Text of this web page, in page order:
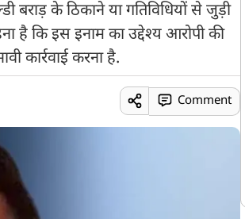
के ठिकाने या गतिविधियों से जुड़ी
है कि इस इनाम का उद्देश्य आरोपी की
कार्रवाई करना है.
Comment